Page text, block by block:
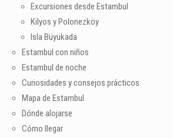
Excursiones desde Estambul
Kilyos y Polonezköy
Isla Büyükada
Estambul con niños
Estambul de noche
Curiosidades y consejos prácticos
Mapa de Estambul
Dónde alojarse
Cómo llegar